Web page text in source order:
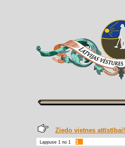
Ziedo vietnes attīstībai!
Lappuse 1 no 1
1